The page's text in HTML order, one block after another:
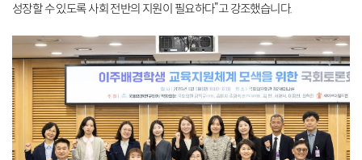
성장할 수 있도록 사회 전반의 지원이 필요하다”고 강조했습니다.